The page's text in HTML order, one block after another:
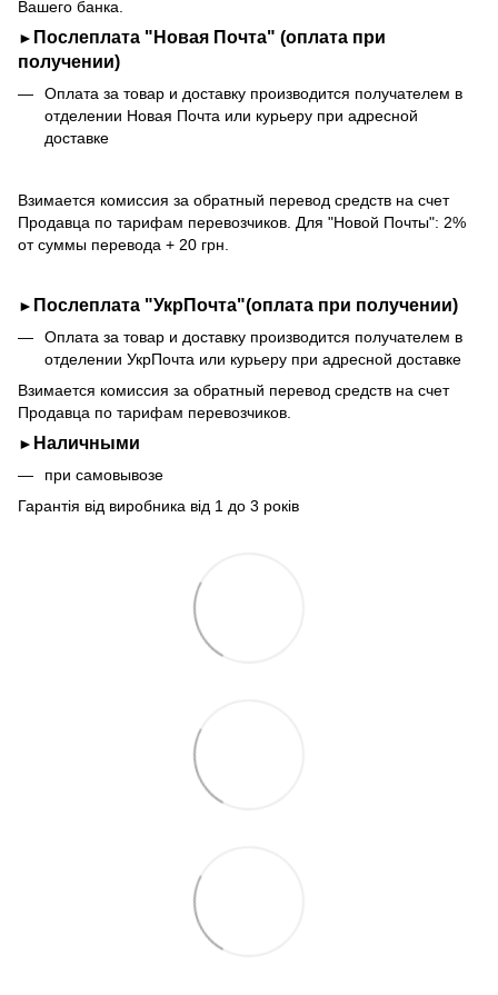
Вашего банка.
► Послеплата "Новая Почта" (оплата при
получении)
Оплата за товар и доставку производится получателем в
отделении Новая Почта или курьеру при адресной
доставке
Взимается комиссия за обратный перевод средств на счет
Продавца по тарифам перевозчиков. Для "Новой Почты": 2%
от суммы перевода + 20 грн.
► Послеплата "УкрПочта"(оплата при получении)
Оплата за товар и доставку производится получателем в
отделении УкрПочта или курьеру при адресной доставке
Взимается комиссия за обратный перевод средств на счет
Продавца по тарифам перевозчиков.
► Наличными
при самовывозе
Гарантія від виробника від 1 до 3 років